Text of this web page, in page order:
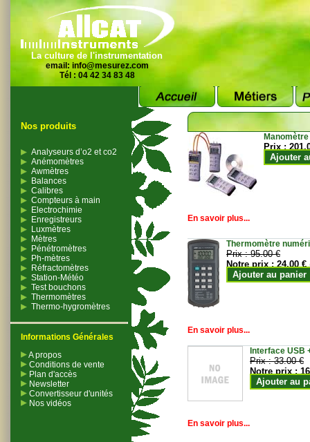
La culture de l'instrumentation
email: info@mesurez.com
Tél : 04 42 34 83 48
Nos produits
Analyseurs d’o2 et co2
Anémomètres
Awmètres
Balances
Calibres
Compteurs à main
Electrochimie
Enregistreurs
Luxmètres
Mètres
Pénétromètres
Ph-mètres
Réfractomètres
Station-Météo
Test bouchons
Thermomètres
Thermo-hygromètres
Informations Générales
A propos
Conditions de vente
Plan d'accès
Newsletter
Convertisseur d'unités
Nos vidéos
Prix :
Ajouter
En savoir plus...
Thermomètre
Prix :95.00 €
Notre prix :24.00 €
Ajouter au panier
En savoir plus...
Interface USB
Prix :33.00 €
Notre prix :
Ajouter au
En savoir plus...